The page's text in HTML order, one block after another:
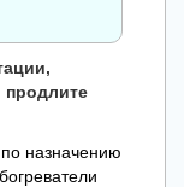
назначению